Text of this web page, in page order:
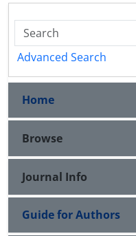
Advanced Search
Home
Browse
Journal Info
Guide for Authors